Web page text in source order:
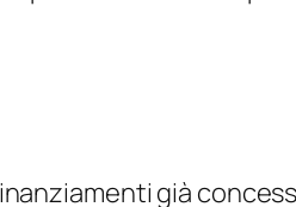
già